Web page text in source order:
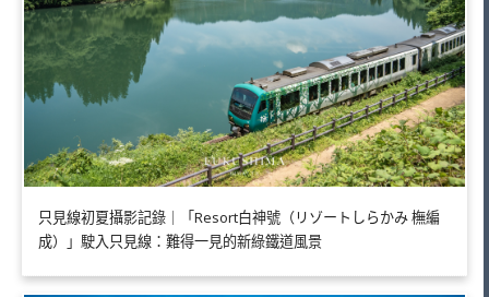
只見線初夏攝影記錄｜「Resort白神號（リゾートしらかみ 橅編
成）」駛入只見線：難得一見的新綠鐵道風景